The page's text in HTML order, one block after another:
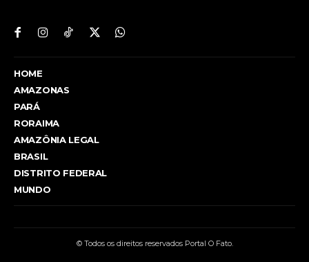
HOME
AMAZONAS
PARÁ
RORAIMA
AMAZÔNIA LEGAL
BRASIL
DISTRITO FEDERAL
MUNDO
© Todos os direitos reservados Portal O Fato.